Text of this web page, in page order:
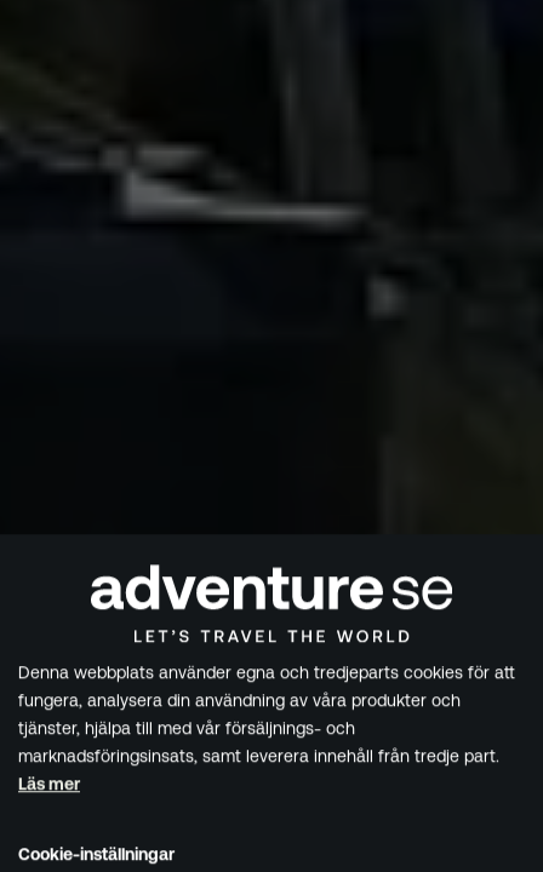
Denna webbplats använder egna och tredjeparts cookies för att
fungera, analysera din användning av våra produkter och
tjänster, hjälpa till med vår försäljnings- och
marknadsföringsinsats, samt leverera innehåll från tredje part.
Läs mer
Cookie-inställningar